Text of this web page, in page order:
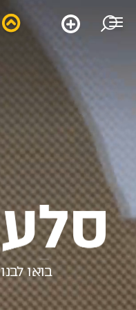
בואו
טלפון
דוא”ל
פרטים נוספים